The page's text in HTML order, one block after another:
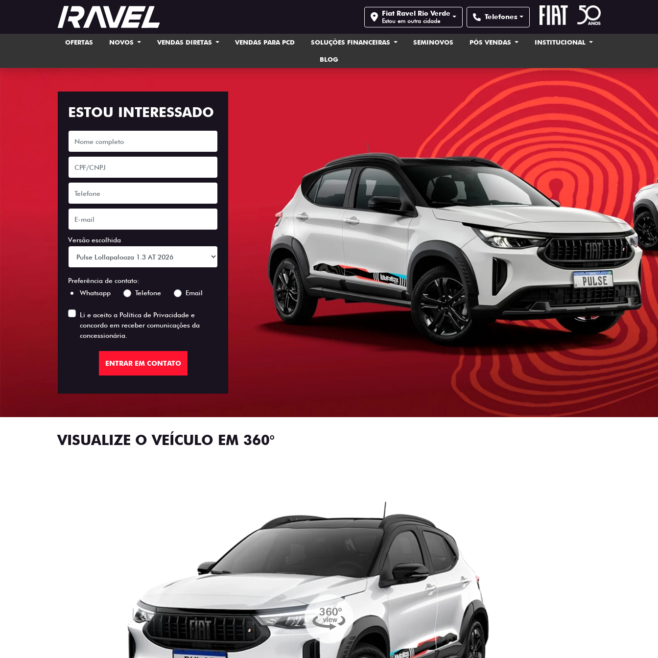
Fiat Ravel Rio Verde
Estou em outra cidade Telefones
OFERTAS NOVOS VENDAS DIRETAS VENDAS PARA PCD SOLUÇÕES FINANCEIRAS SEMINOVOS PÓS VENDAS INSTITUCIONAL
BLOG
ESTOU INTERESSADO
Versão escolhida
Preferência de contato:
Whatsapp
Telefone Email
Li e aceito a Política de Privacidade e
concordo em receber comunicações da
concessionária.
ENTRAR EM CONTATO
VISUALIZE O VEÍCULO EM 360°